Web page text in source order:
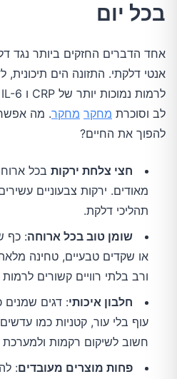
בכל יום
אחד הדברים החזקים ביותר נגד
אנטי דלקתי. התזונה הים
לב וסוכרת מחקר מחקר. מה
להפוך את החיים?
חצי צלחת ירקות בכל
מאודים. ירקות צבעוניים
תהליכי דלקת.
שומן טוב בכל ארוחה: כף
או שקדים טבעיים, טחינה
ורב בלתי רוויים קשורים
חלבון איכותי: דגים שמנים
עוף בלי עור, קטניות כמו
חשוב לשיקום רקמות ולמערכת
פחות מוצרים מעובדים: